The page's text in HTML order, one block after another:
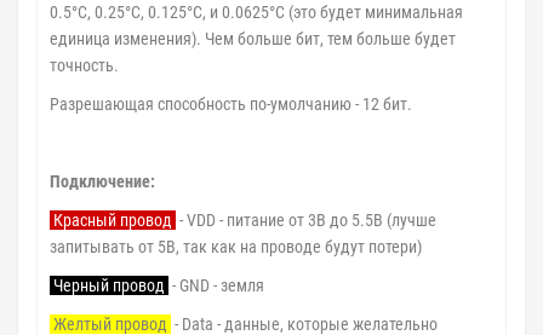
0.5°C, 0.25°C, 0.125°C, и 0.0625°C (это будет минимальная
единица изменения). Чем больше бит, тем больше будет
точность.
Разрешающая способность по-умолчанию - 12 бит.
Подключение:
Красный провод - VDD - питание от 3В до 5.5В (лучше
запитывать от 5В, так как на проводе будут потери)
Черный провод - GND - земля
Желтый провод - Data - данные, которые желательно